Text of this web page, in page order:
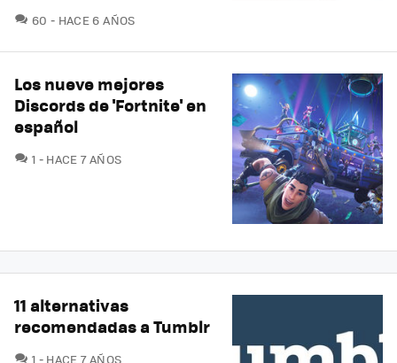
60 COMENTARIOS
HACE 6 AÑOS
Los nueve mejores
Discords de 'Fortnite' en
español
1 COMENTARIOS
HACE 7 AÑOS
11 alternativas
recomendadas a Tumblr
1 COMENTARIOS
HACE 7 AÑOS